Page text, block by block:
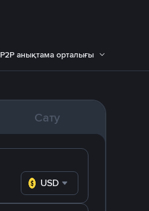
P2P анықтама орталығы
Сату
USD